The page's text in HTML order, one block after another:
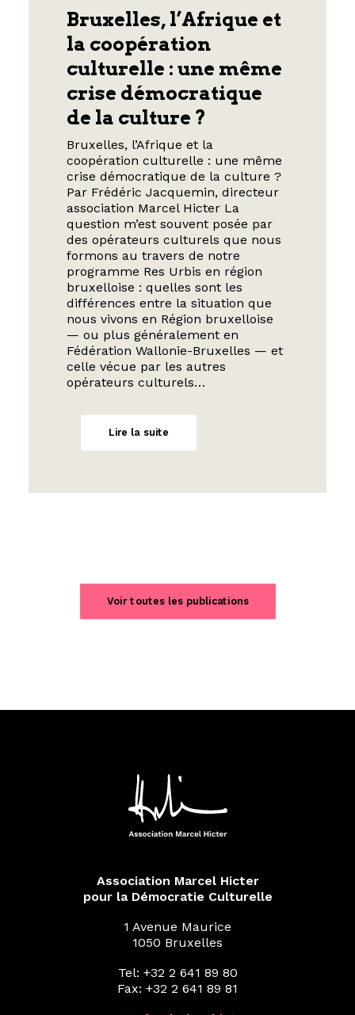
Bruxelles, l’Afrique et
la coopération
culturelle : une même
crise démocratique
de la culture ?
Bruxelles, l’Afrique et la
coopération culturelle : une même
crise démocratique de la culture ?
Par Frédéric Jacquemin, directeur
association Marcel Hicter La
question m’est souvent posée par
des opérateurs culturels que nous
formons au travers de notre
programme Res Urbis en région
bruxelloise : quelles sont les
différences entre la situation que
nous vivons en Région bruxelloise
— ou plus généralement en
Fédération Wallonie-Bruxelles — et
celle vécue par les autres
opérateurs culturels…
Lire la suite
Voir toutes les publications
Association Marcel Hicter
pour la Démocratie Culturelle
1 Avenue Maurice
1050 Bruxelles
Tel: +32 2 641 89 80
Fax: +32 2 641 89 81